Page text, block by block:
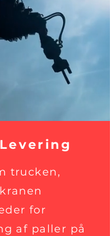
trucken,
for
af paller på